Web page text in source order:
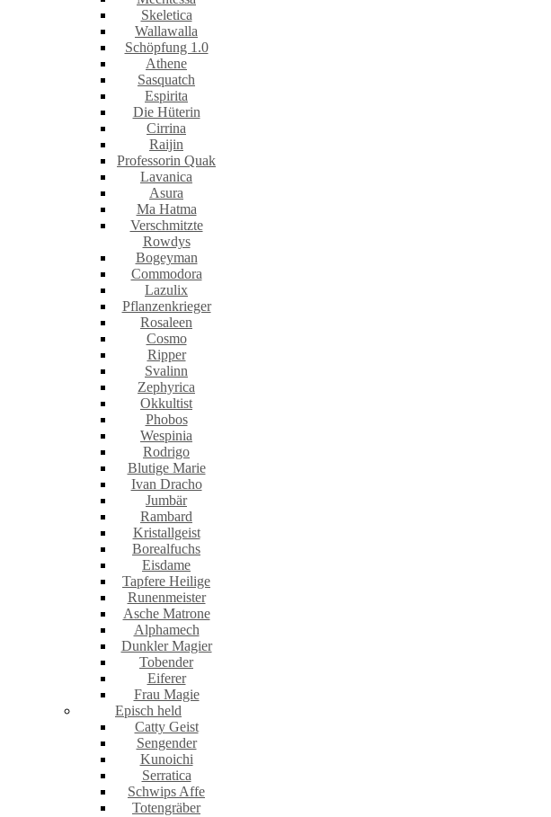
Skeletica
Wallawalla
Schöpfung 1.0
Athene
Sasquatch
Espirita
Die Hüterin
Cirrina
Raijin
Professorin Quak
Lavanica
Asura
Ma Hatma
Verschmitzte
Rowdys
Bogeyman
Commodora
Lazulix
Pflanzenkrieger
Rosaleen
Cosmo
Ripper
Svalinn
Zephyrica
Okkultist
Phobos
Wespinia
Rodrigo
Blutige Marie
Ivan Dracho
Jumbär
Rambard
Kristallgeist
Borealfuchs
Eisdame
Tapfere Heilige
Runenmeister
Asche Matrone
Alphamech
Dunkler Magier
Tobender
Eiferer
Frau Magie
Episch held
Catty Geist
Sengender
Kunoichi
Serratica
Schwips Affe
Totengräber